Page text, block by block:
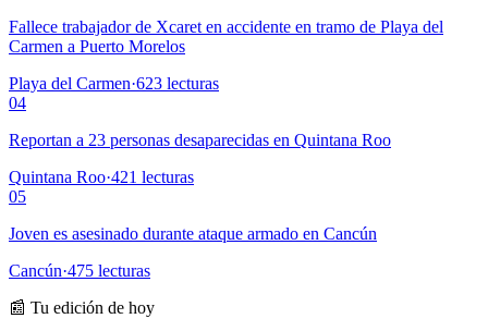
Fallece trabajador de Xcaret en accidente en tramo de Playa del
Carmen a Puerto Morelos
Playa del Carmen·623 lecturas
04
Reportan a 23 personas desaparecidas en Quintana Roo
Quintana Roo·421 lecturas
05
Joven es asesinado durante ataque armado en Cancún
Cancún·475 lecturas
📰 Tu edición de hoy